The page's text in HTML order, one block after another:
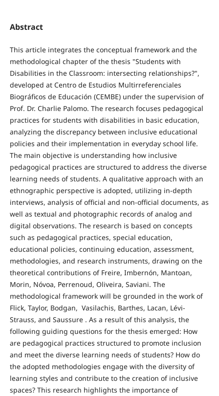
Abstract
This article integrates the conceptual framework and the
methodological chapter of the thesis "Students with
Disabilities in the Classroom: intersecting relationships?",
developed at Centro de Estudios Multirreferenciales
Biográficos de Educación (CEMBE) under the supervision of
Prof. Dr. Charlie Palomo. The research focuses pedagogical
practices for students with disabilities in basic education,
analyzing the discrepancy between inclusive educational
policies and their implementation in everyday school life.
The main objective is understanding how inclusive
pedagogical practices are structured to address the diverse
learning needs of students. A qualitative approach with an
ethnographic perspective is adopted, utilizing in-depth
interviews, analysis of official and non-official documents, as
well as textual and photographic records of analog and
digital observations. The research is based on concepts
such as pedagogical practices, special education,
educational policies, continuing education, assessment,
methodologies, and research instruments, drawing on the
theoretical contributions of Freire, Imbernón, Mantoan,
Morin, Nóvoa, Perrenoud, Oliveira, Saviani. The
methodological framework will be grounded in the work of
Flick, Taylor, Bodgan, Vasilachis, Barthes, Lacan, Lévi-
Strauss, and Saussure . As a result of this analysis, the
following guiding questions for the thesis emerged: How
are pedagogical practices structured to promote inclusion
and meet the diverse learning needs of students? How do
the adopted methodologies engage with the diversity of
learning styles and contribute to the creation of inclusive
spaces? This research highlights the importance of